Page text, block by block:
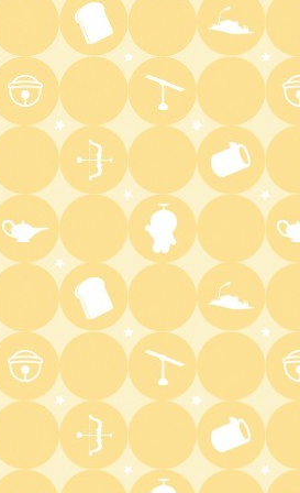
深夜 3:15
熊プロのイケメロパラダイス
3:35
ワカコさんとマサルくんのお宅
は買わないの??